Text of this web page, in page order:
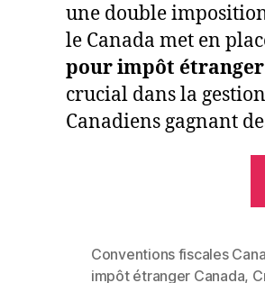
une double
le Canada met en
pour impôt étranger
crucial dans la
Canadiens gagnant
Conventions fiscales
impôt étranger Canada,